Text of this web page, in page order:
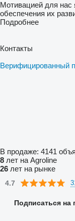
Мотивацией для нас
обеспечения их
Подробнее
Контакты
Верифицированный
В продаже: 4141
8 лет на Agroline
26 лет на рынке
4.7
Подписаться на